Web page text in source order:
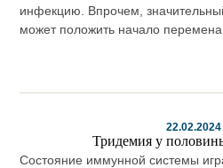
инфекцию. Впрочем,
может положить начало
22.02.2024
Тридемия у
Состояние иммунной системы